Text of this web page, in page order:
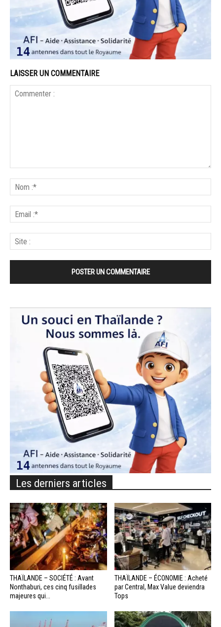
LAISSER UN COMMENTAIRE
Les derniers articles
THAÏLANDE – SOCIÉTÉ : Avant
Nonthaburi, ces cinq fusillades
majeures qui...
THAÏLANDE – ÉCONOMIE : Acheté
par Central, Max Value deviendra
Tops